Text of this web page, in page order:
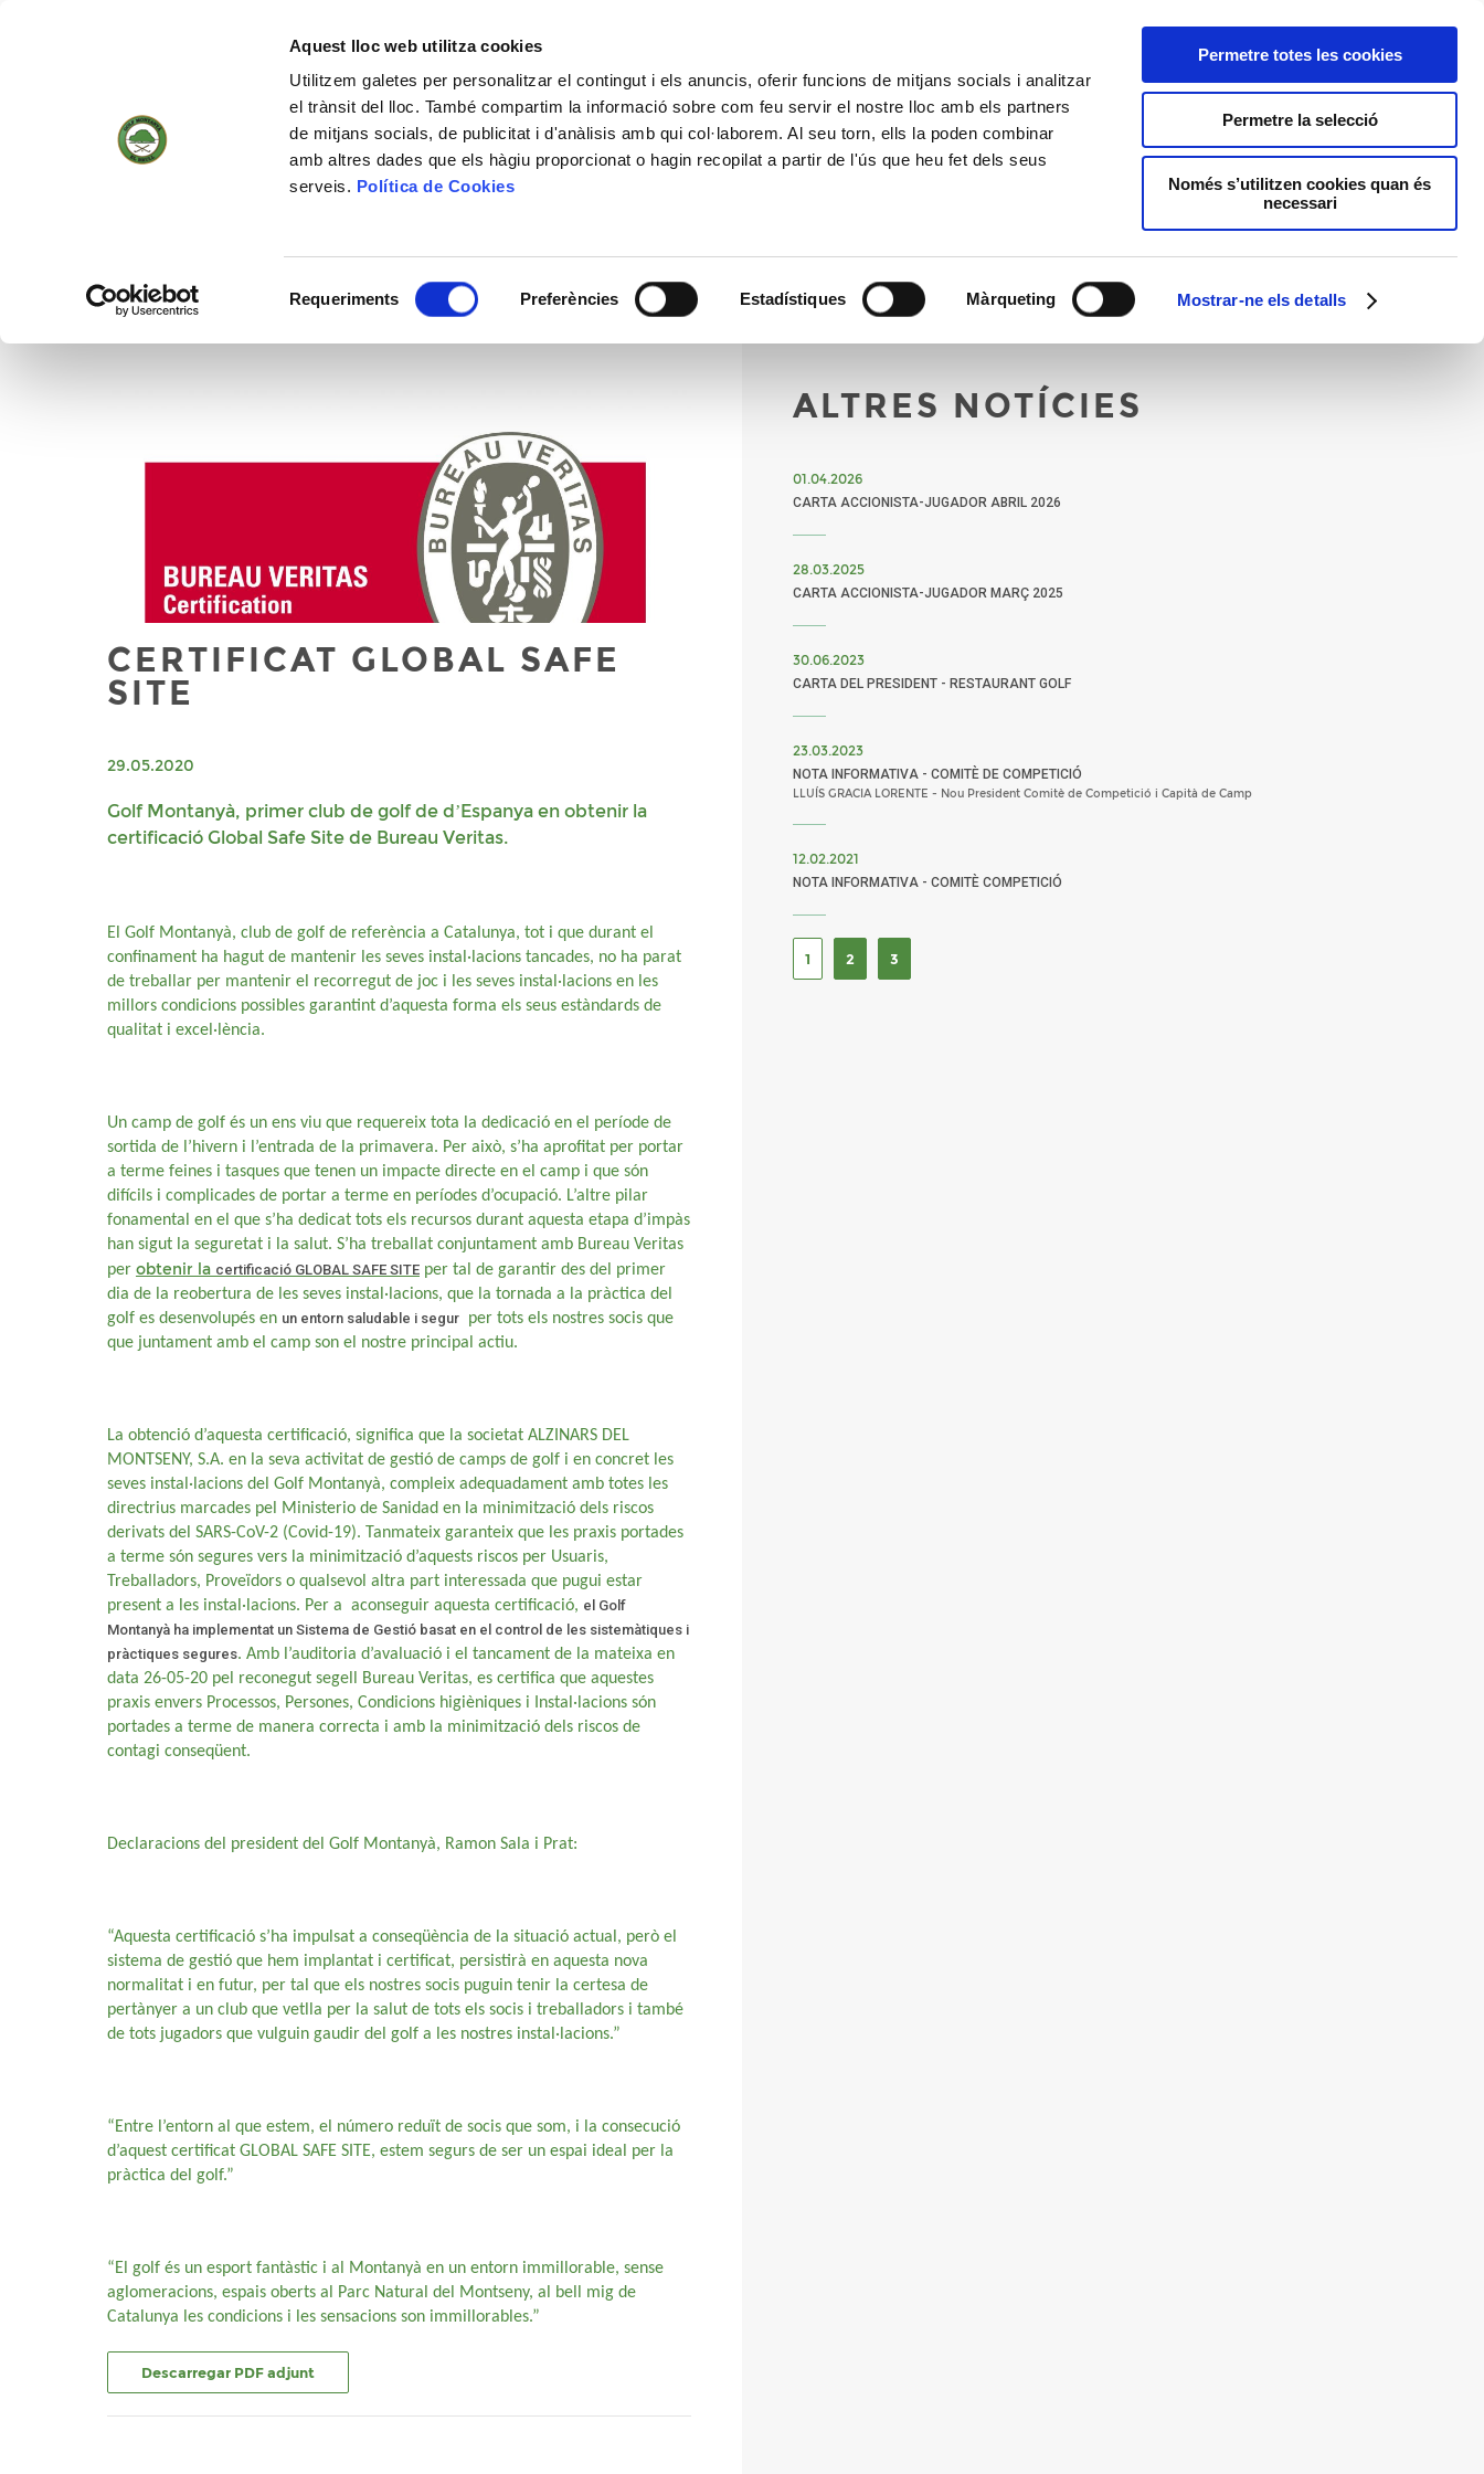
Aquest lloc web utilitza cookies
Utilitzem galetes per personalitzar el contingut i els anuncis, oferir funcions de mitjans socials i analitzar
el trànsit del lloc. També compartim la informació sobre com feu servir el nostre lloc amb els partners
de mitjans socials, de publicitat i d'anàlisis amb qui col·laborem. Al seu torn, ells la poden combinar
amb altres dades que els hàgiu proporcionat o hagin recopilat a partir de l'ús que heu fet dels seus
serveis. Política de Cookies
Requeriments Preferències Estadístiques Màrqueting Mostrar-ne els detalls
Permetre totes les cookies
Permetre la selecció
Només s’utilitzen cookies quan és
necessari
RESERVA ON-LINE
INICI EL CAMP ESCOLA COMPETICIONS TARIFES ACTUALITAT ENTORN
CERTIFICAT GLOBAL SAFE
SITE
29.05.2020
Golf Montanyà, primer club de golf de d’Espanya en obtenir la
certificació Global Safe Site de Bureau Veritas.
El Golf Montanyà, club de golf de referència a Catalunya, tot i que durant el
confinament ha hagut de mantenir les seves instal·lacions tancades, no ha parat
de treballar per mantenir el recorregut de joc i les seves instal·lacions en les
millors condicions possibles garantint d’aquesta forma els seus estàndards de
qualitat i excel·lència.
Un camp de golf és un ens viu que requereix tota la dedicació en el període de
sortida de l’hivern i l’entrada de la primavera. Per això, s’ha aprofitat per portar
a terme feines i tasques que tenen un impacte directe en el camp i que són
difícils i complicades de portar a terme en períodes d’ocupació. L’altre pilar
fonamental en el que s’ha dedicat tots els recursos durant aquesta etapa d’impàs
han sigut la seguretat i la salut. S’ha treballat conjuntament amb Bureau Veritas
per obtenir la certificació GLOBAL SAFE SITE per tal de garantir des del primer
dia de la reobertura de les seves instal·lacions, que la tornada a la pràctica del
golf es desenvolupés en un entorn saludable i segur per tots els nostres socis que
que juntament amb el camp son el nostre principal actiu.
La obtenció d’aquesta certificació, significa que la societat ALZINARS DEL
MONTSENY, S.A. en la seva activitat de gestió de camps de golf i en concret les
seves instal·lacions del Golf Montanyà, compleix adequadament amb totes les
directrius marcades pel Ministerio de Sanidad en la minimització dels riscos
derivats del SARS-CoV-2 (Covid-19). Tanmateix garanteix que les praxis portades
a terme són segures vers la minimització d’aquests riscos per Usuaris,
Treballadors, Proveïdors o qualsevol altra part interessada que pugui estar
present a les instal·lacions. Per a aconseguir aquesta certificació, el Golf
Montanyà ha implementat un Sistema de Gestió basat en el control de les sistemàtiques i
pràctiques segures. Amb l’auditoria d’avaluació i el tancament de la mateixa en
data 26-05-20 pel reconegut segell Bureau Veritas, es certifica que aquestes
praxis envers Processos, Persones, Condicions higièniques i Instal·lacions són
portades a terme de manera correcta i amb la minimització dels riscos de
contagi conseqüent.
Declaracions del president del Golf Montanyà, Ramon Sala i Prat:
“Aquesta certificació s’ha impulsat a conseqüència de la situació actual, però el
sistema de gestió que hem implantat i certificat, persistirà en aquesta nova
normalitat i en futur, per tal que els nostres socis puguin tenir la certesa de
pertànyer a un club que vetlla per la salut de tots els socis i treballadors i també
de tots jugadors que vulguin gaudir del golf a les nostres instal·lacions.”
“Entre l’entorn al que estem, el número reduït de socis que som, i la consecució
d’aquest certificat GLOBAL SAFE SITE, estem segurs de ser un espai ideal per la
pràctica del golf.”
“El golf és un esport fantàstic i al Montanyà en un entorn immillorable, sense
aglomeracions, espais oberts al Parc Natural del Montseny, al bell mig de
Catalunya les condicions i les sensacions son immillorables.”
Descarregar PDF adjunt
ALTRES NOTÍCIES
01.04.2026
CARTA ACCIONISTA-JUGADOR ABRIL 2026
28.03.2025
CARTA ACCIONISTA-JUGADOR MARÇ 2025
30.06.2023
CARTA DEL PRESIDENT - RESTAURANT GOLF
23.03.2023
NOTA INFORMATIVA - COMITÈ DE COMPETICIÓ
LLUÍS GRACIA LORENTE - Nou President Comitè de Competició i Capità de Camp
12.02.2021
NOTA INFORMATIVA - COMITÈ COMPETICIÓ
1 2 3